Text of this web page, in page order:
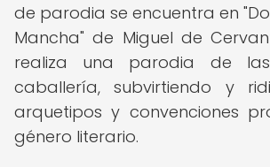
de parodia se encuentra en
Mancha" de Miguel de
realiza una parodia de
caballería, subvirtiendo y
arquetipos y convenciones
género literario.